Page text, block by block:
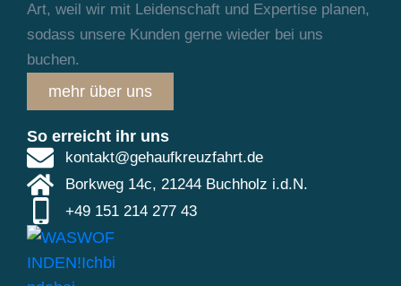
Art, weil wir mit Leidenschaft und Expertise planen,
sodass unsere Kunden gerne wieder bei uns
buchen.
mehr über uns
So erreicht ihr uns
kontakt@gehaufkreuzfahrt.de
Borkweg 14c, 21244 Buchholz i.d.N.
+49 151 214 277 43